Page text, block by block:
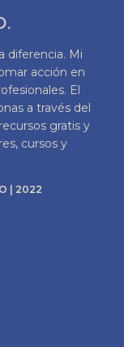
diferencia. Mi
acción en
El
a través del
gratis y
cursos y
| 2022